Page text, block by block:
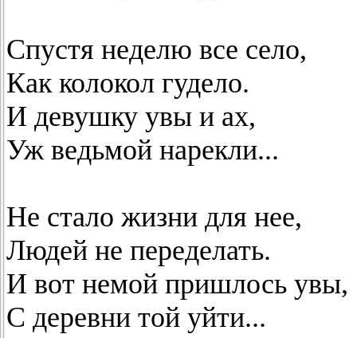
Спустя неделю все село,
Как колокол гудело.
И девушку увы и ах,
Уж ведьмой нарекли...
Не стало жизни для нее,
Людей не переделать.
И вот немой пришлось увы,
С деревни той уйти...